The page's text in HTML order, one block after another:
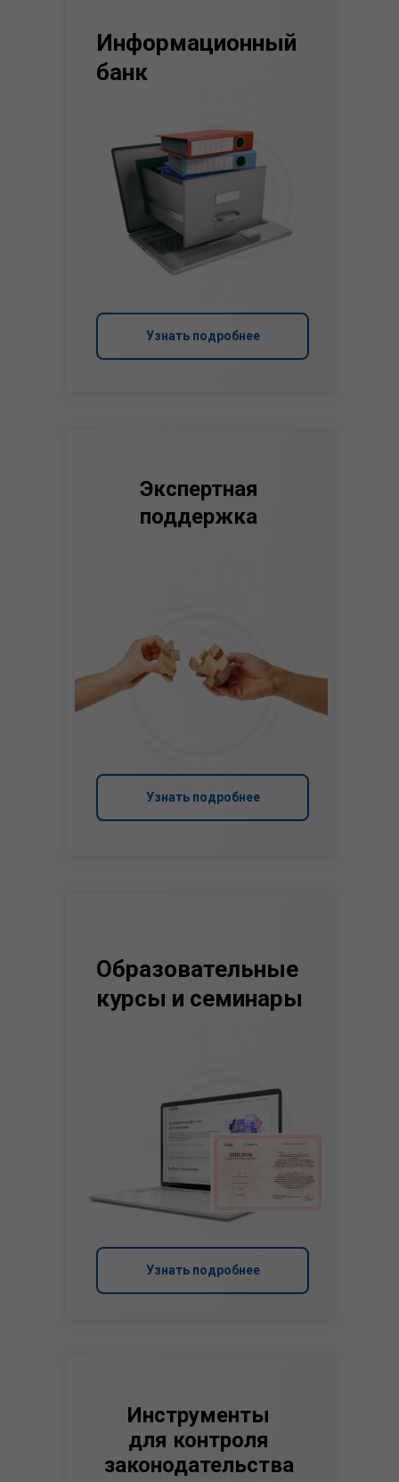
Узнать подробнее
Информационный
банк
Узнать подробнее
Экспертная
поддержка
Инструменты
для контроля
законодательства
Узнать подробнее
Образовательные
курсы и семинары